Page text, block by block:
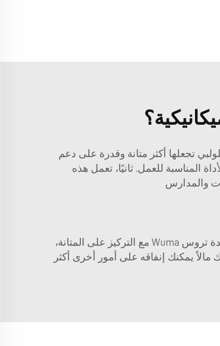
تجعلها أكثر متانة وقدرة على دعم
المناسبة للعمل. ثانيًا، تعمل هذه
والمدارس
كما أنها أصغر حجمًا، لذا لن تستهلك الكثير من المساحة. هذا أمر جيد، وهو الأنسب للمصانع حيث تكون الأراضي شحيحة. تم تصميم وحدة تروس Wuma مع التركيز على المتانة،
يمكنك إنفاقه على أمور أخرى أكثر